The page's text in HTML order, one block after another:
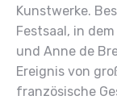
Kunstwerke.
Festsaal, in
und Anne de
Ereignis von
französische